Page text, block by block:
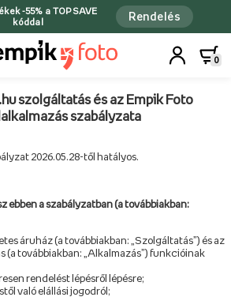
-55% a TOPSAVE
kóddal
Rendelés
0
szolgáltatás és az Empik Foto
szabályzata
2026.05.28-től hatályos.
ebben a szabályzatban (a továbbiakban:
áruház (a továbbiakban: „Szolgáltatás”) és az
(a továbbiakban: „Alkalmazás”) funkcióinak
rendelést lépésről lépésre;
való elállási jogodról;